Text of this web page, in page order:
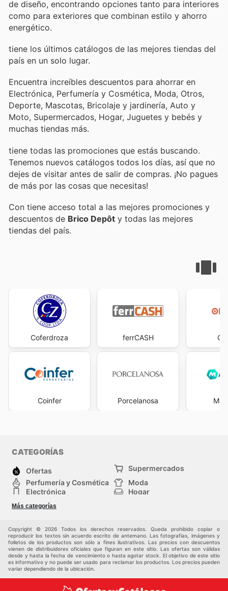
de diseño, encontrando opciones tanto para interiores
como para exteriores que combinan estilo y ahorro
energético.
tiene los últimos catálogos de las mejores tiendas del
país en un solo lugar.
Encuentra increíbles descuentos para ahorrar en
Electrónica, Perfumería y Cosmética, Moda, Otros,
Deporte, Mascotas, Bricolaje y jardinería, Auto y
Moto, Supermercados, Hogar, Juguetes y bebés y
muchas tiendas más.
tiene todas las promociones que estás buscando.
Tenemos nuevos catálogos todos los días, así que no
dejes de visitar antes de salir de compras. ¡No pagues
de más por las cosas que necesitas!
Con tiene acceso total a las mejores promociones y
descuentos de Brico Depôt y todas las mejores
tiendas del país.
Coferdroza
Coinfer
ferrCASH
Porcelanosa
CATEGORÍAS
Ofertas
Supermercados
Perfumería y Cosmética
Moda
Electrónica
Hogar
Deporte
Juguetes y bebés
Más categorías
Copyright © 2026 Todos los derechos reservados. Queda prohibido copiar o
reproducir los textos sin acuerdo escrito de antemano. Las fotografías, imágenes y
folletos de los productos son sólo a fines ilustrativos. Las precios con descuentos
vienen de distribuidores oficiales que figuran en este sitio. Las ofertas son válidas
desde y hasta la fecha de vencimiento o hasta agotar stock. El objetivo de este sitio
es informativo y no puede ser usado para reclamar los productos. Los precios pueden
variar dependiendo de la ubicación.